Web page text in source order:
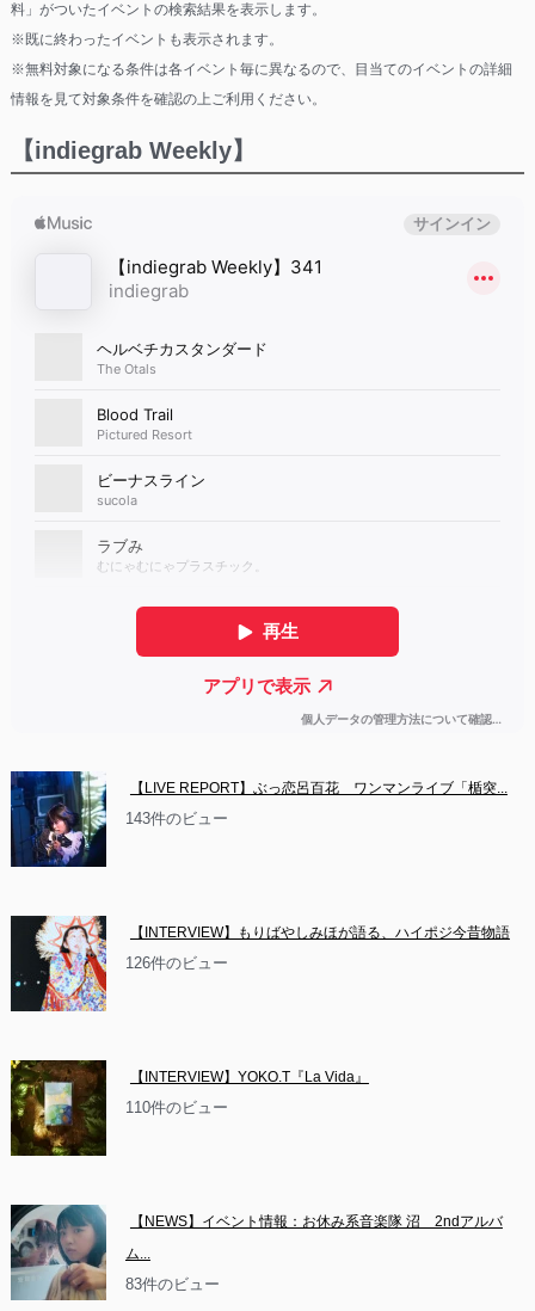
料」がついたイベントの検索結果を表示します。
※既に終わったイベントも表示されます。
※無料対象になる条件は各イベント毎に異なるので、目当てのイベントの詳細
情報を見て対象条件を確認の上ご利用ください。
【indiegrab Weekly】
【LIVE REPORT】ぶっ恋呂百花　ワンマンライブ「楯突...
143件のビュー
【INTERVIEW】もりばやしみほが語る、ハイポジ今昔物語
126件のビュー
【INTERVIEW】YOKO.T『La Vida』
110件のビュー
【NEWS】イベント情報：お休み系音楽隊 沼　2ndアルバ
ム...
83件のビュー